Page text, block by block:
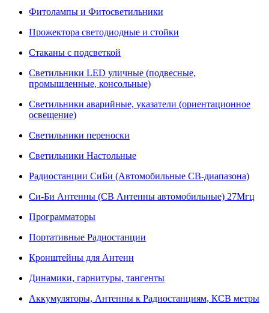
Фитолампы и Фитосветильники
Прожектора светодиодные и стойки
Стаканы с подсветкой
Светильники LED уличные (подвесные,
промышленные, консольные)
Светильники аварийные, указатели (ориентационное
освещение)
Светильники переноски
Светильники Настольные
Радиостанции СиБи (Автомобильные СВ-диапазона)
Си-Би Антенны (СВ Антенны автомобильные) 27Мгц
Программаторы
Портативные Радиостанции
Кронштейны для Антенн
Динамики, гарнитуры, тангенты
Аккумуляторы, Антенны к Радиостанциям, КСВ метры